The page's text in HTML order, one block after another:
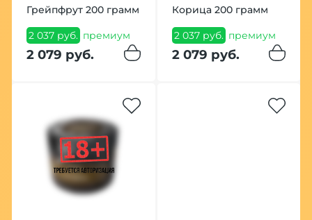
Грейпфрут 200 грамм
2 037 руб. премиум
2 079 руб.
Корица 200 грамм
2 037 руб. премиум
2 079 руб.